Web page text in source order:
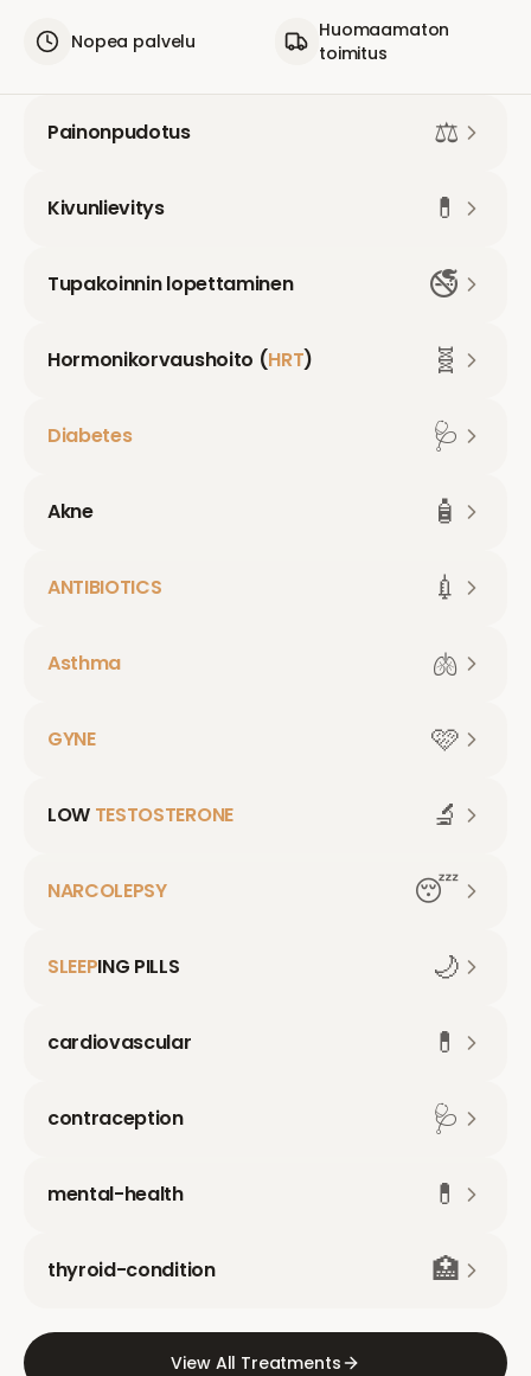
Nopea palvelu
Huomaamaton
toimitus
Painonpudotus ⚖️
Kivunlievitys 💊
Tupakoinnin lopettaminen 🚭
Hormonikorvaushoito (HRT) 🧬
Diabetes 🩺
Akne 🧴
ANTIBIOTICS 💉
Asthma 🫁
GYNE 🩷
LOW TESTOSTERONE 🔬
NARCOLEPSY 😴
SLEEPING PILLS 🌙
cardiovascular 💊
contraception 🩺
mental-health 💊
thyroid-condition 🏥
View All Treatments